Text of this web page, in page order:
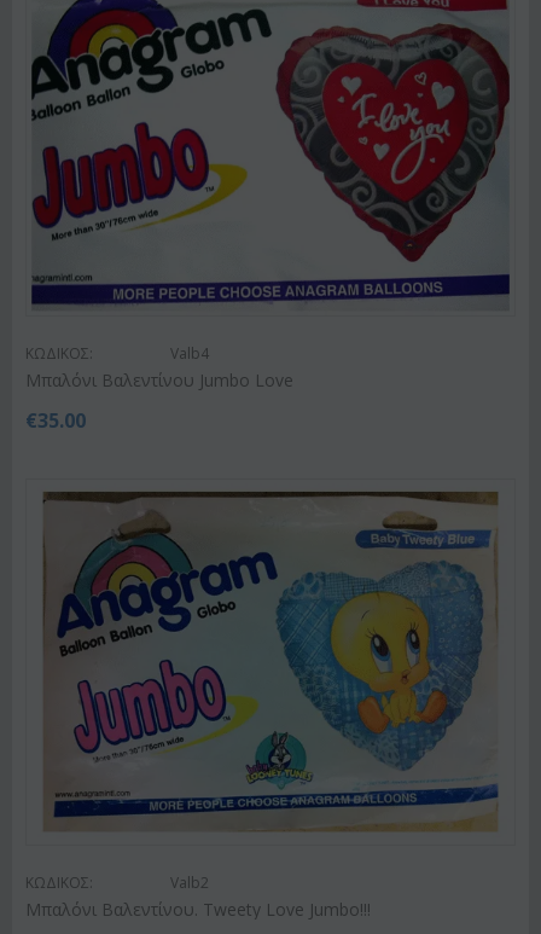
ΚΩΔΙΚΟΣ: Valb4
Μπαλόνι Βαλεντίνου Jumbo Love
€35.00
ΚΩΔΙΚΟΣ: Valb2
Μπαλόνι Βαλεντίνου. Tweety Love Jumbo!!!